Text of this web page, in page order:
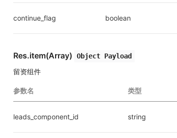
continue_flag boolean
Res.item(Array) Object Payload
留资组件
参数名 类型
leads_component_id string